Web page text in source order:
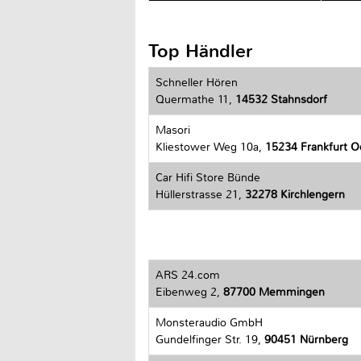
Top Händler
Schneller Hören
Quermathe 11, 14532 Stahnsdorf
Masori
Kliestower Weg 10a, 15234 Frankfurt
Car Hifi Store Bünde
Hüllerstrasse 21, 32278 Kirchlengern
ARS 24.com
Eibenweg 2, 87700 Memmingen
Monsteraudio GmbH
Gundelfinger Str. 19, 90451 Nürnberg